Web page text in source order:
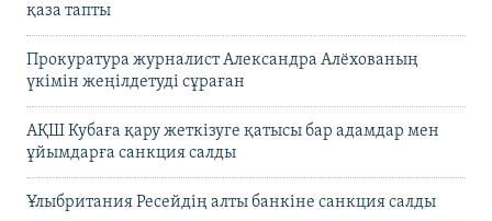
қаза тапты
Прокуратура журналист Александра Алёхованың
үкімін жеңілдетуді сұраған
АҚШ Кубаға қару жеткізуге қатысы бар адамдар мен
ұйымдарға санкция салды
Ұлыбритания Ресейдің алты банкіне санкция салды